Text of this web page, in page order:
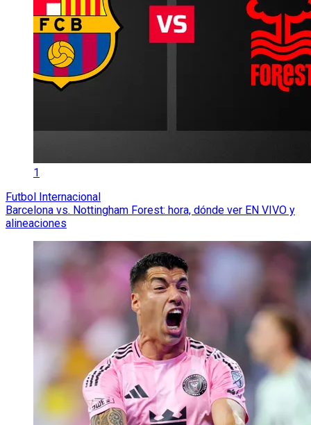
1
Futbol Internacional
Barcelona vs. Nottingham Forest: hora, dónde ver EN VIVO y
alineaciones